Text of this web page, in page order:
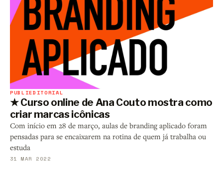
PUBLIEDITORIAL
★ Curso online de Ana Couto mostra como
criar marcas icônicas
Com início em 28 de março, aulas de branding aplicado foram
pensadas para se encaixarem na rotina de quem já trabalha ou
estuda
31 MAR 2022